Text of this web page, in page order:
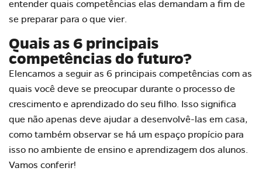
entender quais competências elas demandam a fim de
se preparar para o que vier.
Quais as 6 principais
competências do futuro?
Elencamos a seguir as 6 principais competências com as
quais você deve se preocupar durante o processo de
crescimento e aprendizado do seu filho. Isso significa
que não apenas deve ajudar a desenvolvê-las em casa,
como também observar se há um espaço propício para
isso no ambiente de ensino e aprendizagem dos alunos.
Vamos conferir!